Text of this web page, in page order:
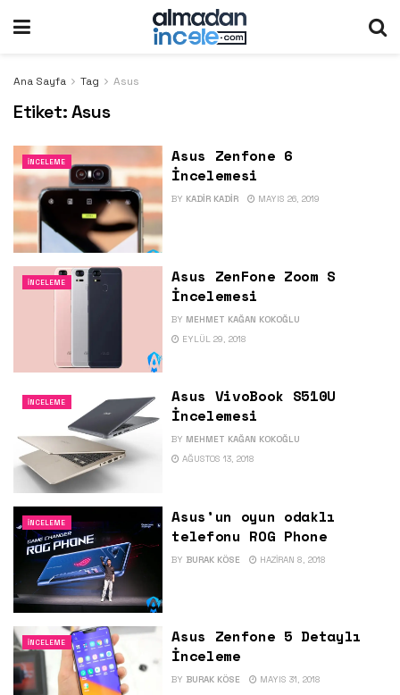
Ana Sayfa Tag Asus
Etiket:Asus
İNCELEME
Asus Zenfone 6
İncelemesi
BY KADIR KADIR MAYIS 26, 2019
İNCELEME
Asus ZenFone Zoom S
İncelemesi
BY MEHMET KAĞAN KOKOĞLU
EYLÜL 29, 2018
İNCELEME
Asus VivoBook S510U
İncelemesi
BY MEHMET KAĞAN KOKOĞLU
AĞUSTOS 13, 2018
İNCELEME
Asus’un oyun odaklı
telefonu ROG Phone
BY BURAK KÖSE HAZIRAN 8, 2018
İNCELEME
Asus Zenfone 5 Detaylı
İnceleme
BY BURAK KÖSE MAYIS 31, 2018